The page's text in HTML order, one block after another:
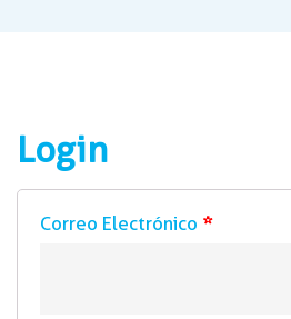
Login
Correo Electrónico *